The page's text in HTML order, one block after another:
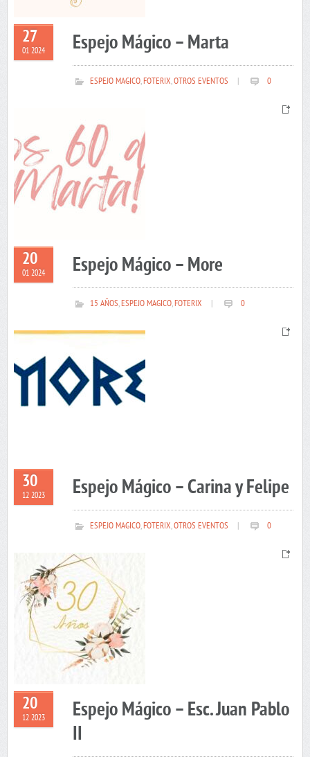
27
01 2024 Espejo Mágico – Marta
ESPEJO MAGICO,FOTERIX,OTROS EVENTOS 0
20
01 2024 Espejo Mágico – More
15 AÑOS,ESPEJO MAGICO,FOTERIX 0
30
12 2023 Espejo Mágico – Carina y Felipe
ESPEJO MAGICO,FOTERIX,OTROS EVENTOS 0
20
12 2023
Espejo Mágico – Esc. Juan Pablo
II